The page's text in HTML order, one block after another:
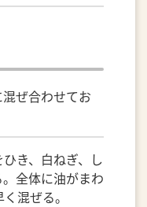
ぜ合わせてお
き、白ねぎ、し
全体に油がまわ
混ぜる。